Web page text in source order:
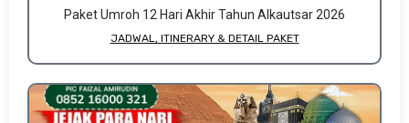
Paket Umroh 12 Hari Akhir Tahun Alkautsar 2026
JADWAL, ITINERARY & DETAIL PAKET